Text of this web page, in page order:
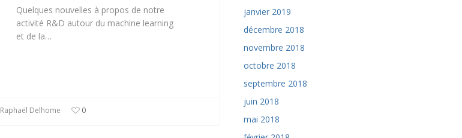
Quelques nouvelles à propos de notre
activité R&D autour du machine learning
et de la…
Raphaël Delhome 0
janvier 2019
décembre 2018
novembre 2018
octobre 2018
septembre 2018
juin 2018
mai 2018